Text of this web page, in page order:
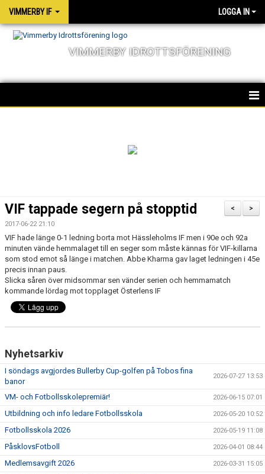
VIMMERBY IF LOGGA IN
VIMMERBY IDROTTSFÖRENING
OM FÖRENINGEN
SOCIALA ANSVAR
BARN & UNGDOMSVERKSAMHET
STÖTTA VIF
KONTAKT / BOKNING
>
<
VIF tappade segern på stopptid
2017-06-22 21:10
VIF hade länge 0-1 ledning borta mot Hässleholms IF men i 90e och 92a
minuten vände hemmalaget till en seger som måste kännas för VIF-killarna
som stod emot så länge i matchen. Abbe Kharma gav laget ledningen i 45e
precis innan paus.
Slicka såren över midsommar sen vänder serien och hemmamatch
kommande lördag mot topplaget Österlens IF
Nyhetsarkiv
I söndags avgjordes Bullerby Cup-golfen på Tobos fina
banor
2026-07-27 13:53
VM- och Fotbollsskolepremiär! 2026-06-15 07:01
Utbildning och info ledare Fotbollsskola 2026-05-20 10:52
Fotbollsskola 2026 2026-05-19 11:08
PåsklovsFotboll 2026-04-01 08:44
Medlemsavgift 2026 2026-03-31 15:05